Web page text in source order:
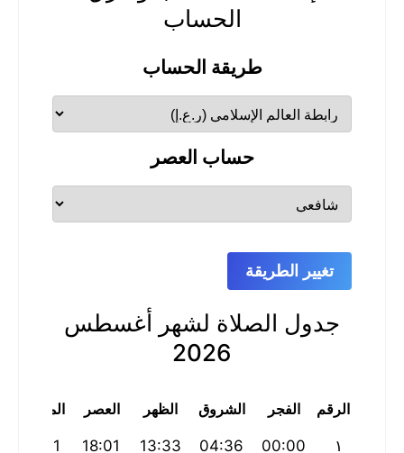
الحساب
طريقة الحساب
حساب العصر
تغيير الطريقة
جدول الصلاة لشهر أغسطس
2026
الرقم الفجر الشروق الظهر العصر المغرب
١ 00:00
04:36
13:33
18:01
22:31